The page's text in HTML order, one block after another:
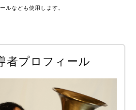
ルなども使用します。
者プロフィール